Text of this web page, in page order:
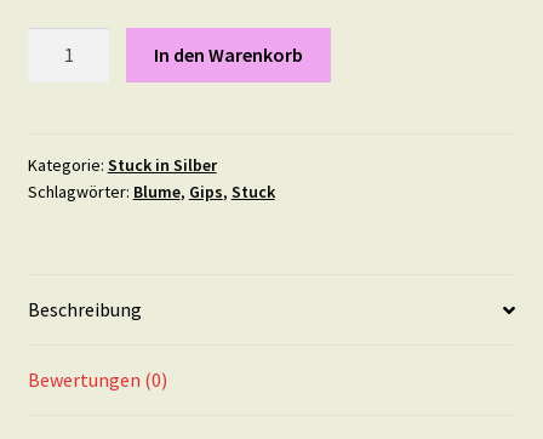
cm
in
In den Warenkorb
Kategorie: Stuck in Silber
Schlagwörter: Blume, Gips, Stuck
Beschreibung
Bewertungen (0)